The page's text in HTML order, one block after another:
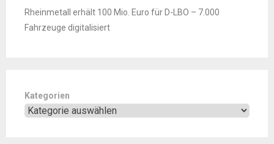
Rheinmetall erhält 100 Mio. Euro für D-LBO – 7.000
Fahrzeuge digitalisiert
Kategorien